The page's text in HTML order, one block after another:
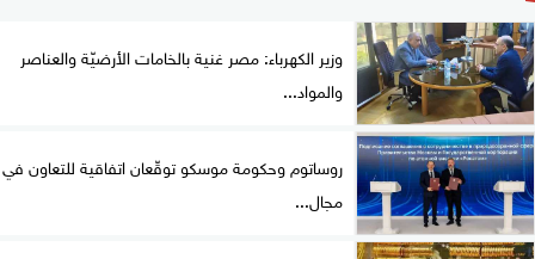
وزير الكهرباء: مصر غنية بالخامات الأرضيّة والعناصر
والمواد...
روساتوم وحكومة موسكو توقّعان اتفاقية للتعاون في
مجال...